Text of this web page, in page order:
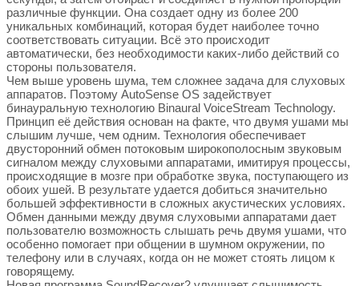
различные функции. Она создает одну из более 200
уникальных комбинаций, которая будет наиболее точно
соответствовать ситуации. Всё это происходит
автоматически, без необходимости каких-либо действий со
стороны пользователя.
Чем выше уровень шума, тем сложнее задача для слуховых
аппаратов. Поэтому AutoSense OS задействует
бинауральную технологию Binaural VoiceStream Technology.
Принцип её действия основан на факте, что двумя ушами мы
слышим лучше, чем одним. Технология обеспечивает
двусторонний обмен потоковым широкополосным звуковым
сигналом между слуховыми аппаратами, имитируя процессы,
происходящие в мозге при обработке звука, поступающего из
обоих ушей. В результате удается добиться значительно
большей эффективности в сложных акустических условиях.
Обмен данными между двумя слуховыми аппаратами дает
пользователю возможность слышать речь двумя ушами, что
особенно помогает при общении в шумном окружении, по
телефону или в случаях, когда он не может стоять лицом к
говорящему.